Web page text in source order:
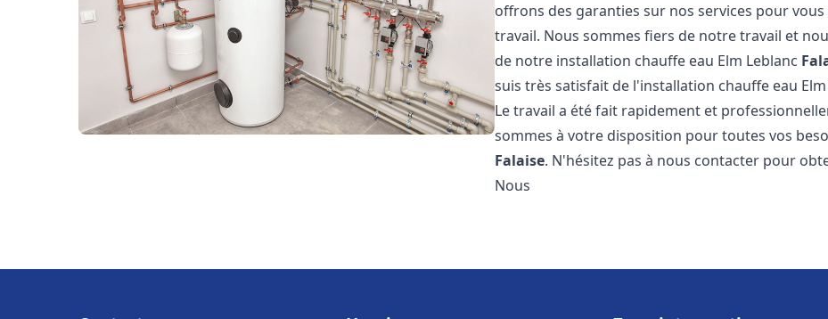
offrons des garanties sur nos services pour
travail. Nous sommes fiers de notre travail et
de notre installation chauffe eau Elm Leblanc
suis très satisfait de l'installation chauffe eau Elm
Le travail a été fait rapidement et
sommes à votre disposition pour toutes vos
Falaise. N'hésitez pas à nous contacter pour
Nous